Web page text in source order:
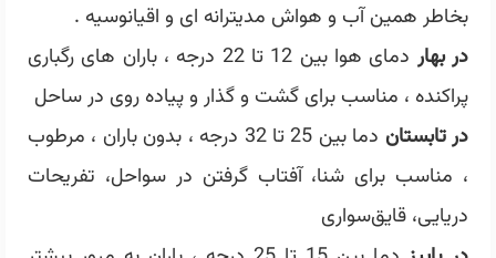
بخاطر همین آب و هواش مدیترانه ای و اقیانوسیه .
در بهار
دمای هوا بین 12 تا 22 درجه ، باران های رگباری
پراکنده ، مناسب برای گشت و گذار و پیاده روی در ساحل
در تابستان
دما بین 25 تا 32 درجه ، بدون باران ، مرطوب
، مناسب برای شنا، آفتاب گرفتن در سواحل، تفریحات
دریایی، قایق‌سواری